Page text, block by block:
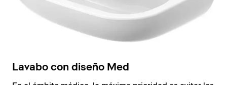
Lavabo con diseño Med